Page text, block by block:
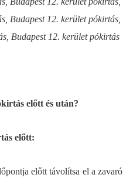
Budapest 12. kerület pókirtás,
Budapest 12. kerület pókirtás
előtt és után?
előtt:
előtt távolítsa el a zavaró